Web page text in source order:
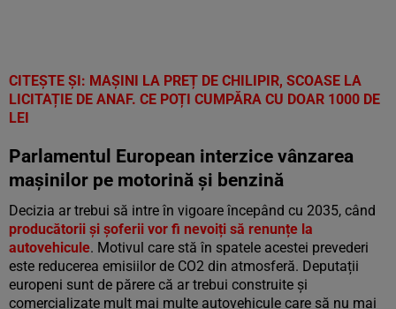
CITEȘTE ȘI: MAȘINI LA PREȚ DE CHILIPIR, SCOASE LA
LICITAȚIE DE ANAF. CE POȚI CUMPĂRA CU DOAR 1000 DE
LEI
Parlamentul European interzice vânzarea
mașinilor pe motorină și benzină
Decizia ar trebui să intre în vigoare începând cu 2035, când
producătorii și șoferii vor fi nevoiți să renunțe la
autovehicule. Motivul care stă în spatele acestei prevederi
este reducerea emisiilor de CO2 din atmosferă. Deputații
europeni sunt de părere că ar trebui construite și
comercializate mult mai multe autovehicule care să nu mai